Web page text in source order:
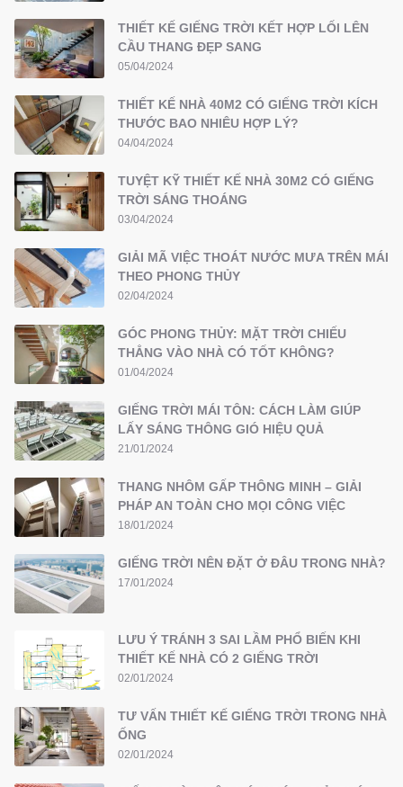
THIẾT KẾ GIẾNG TRỜI KẾT HỢP LỐI LÊN
CẦU THANG ĐẸP SANG
05/04/2024
THIẾT KẾ NHÀ 40M2 CÓ GIẾNG TRỜI KÍCH
THƯỚC BAO NHIÊU HỢP LÝ?
04/04/2024
TUYỆT KỸ THIẾT KẾ NHÀ 30M2 CÓ GIẾNG
TRỜI SÁNG THOÁNG
03/04/2024
GIẢI MÃ VIỆC THOÁT NƯỚC MƯA TRÊN MÁI
THEO PHONG THỦY
02/04/2024
GÓC PHONG THỦY: MẶT TRỜI CHIẾU
THẲNG VÀO NHÀ CÓ TỐT KHÔNG?
01/04/2024
GIẾNG TRỜI MÁI TÔN: CÁCH LÀM GIÚP
LẤY SÁNG THÔNG GIÓ HIỆU QUẢ
21/01/2024
THANG NHÔM GẤP THÔNG MINH – GIẢI
PHÁP AN TOÀN CHO MỌI CÔNG VIỆC
18/01/2024
GIẾNG TRỜI NÊN ĐẶT Ở ĐÂU TRONG NHÀ?
17/01/2024
LƯU Ý TRÁNH 3 SAI LẦM PHỔ BIẾN KHI
THIẾT KẾ NHÀ CÓ 2 GIẾNG TRỜI
02/01/2024
TƯ VẤN THIẾT KẾ GIẾNG TRỜI TRONG NHÀ
ỐNG
02/01/2024